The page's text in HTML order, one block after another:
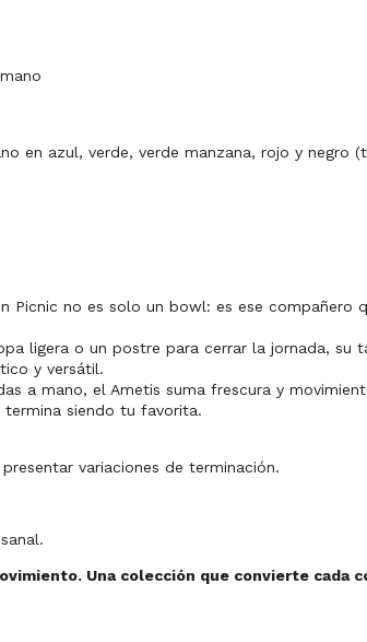
en azul, verde, verde manzana, rojo y negro
Picnic no es solo un bowl: es ese compañero
ligera o un postre para cerrar la jornada, su
y versátil.
a mano, el Ametis suma frescura y
termina siendo tu favorita.
variaciones de terminación.
Una colección que convierte cada